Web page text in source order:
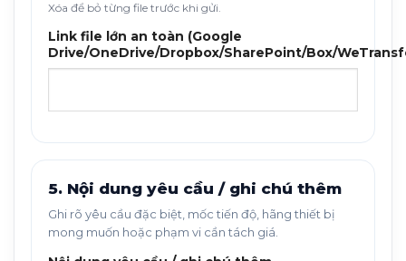
Xóa để bỏ từng file trước khi gửi.
Link file lớn an toàn (Google
Drive/OneDrive/Dropbox/SharePoint/Box/
5. Nội dung yêu cầu / ghi chú thêm
Ghi rõ yêu cầu đặc biệt, mốc tiến độ, hãng thiết bị
mong muốn hoặc phạm vi cần tách giá.